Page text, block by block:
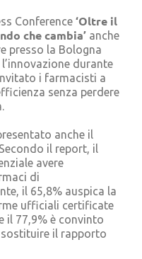
Conference ‘Oltre il
che cambia’ anche
presso la Bologna
durante
i farmacisti a
senza perdere
anche il
il report, il
avere
di
il 65,8% auspica la
ufficiali certificate
il 77,9% è convinto
il rapporto